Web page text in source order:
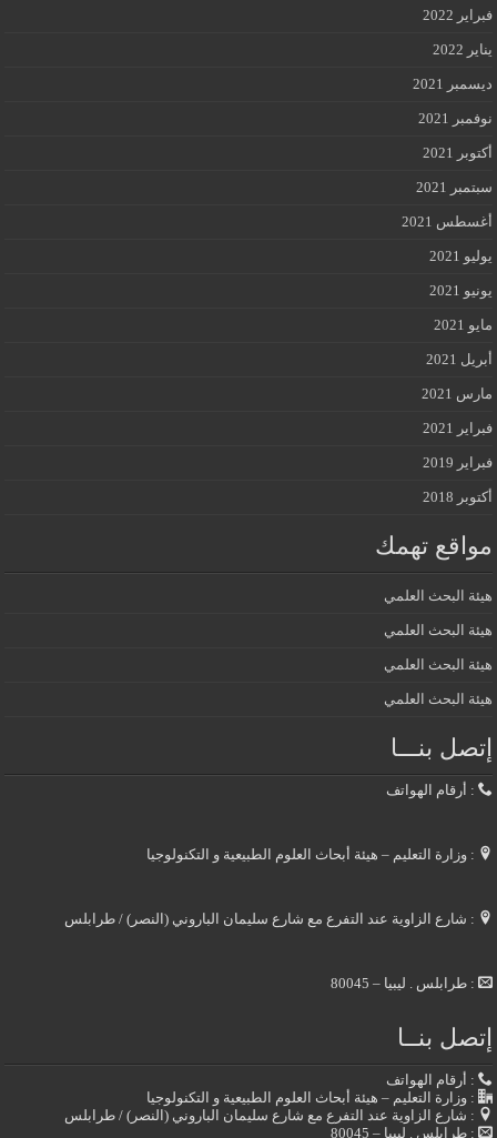
فبراير 2022
يناير 2022
ديسمبر 2021
نوفمبر 2021
أكتوبر 2021
سبتمبر 2021
أغسطس 2021
يوليو 2021
يونيو 2021
مايو 2021
أبريل 2021
مارس 2021
فبراير 2021
فبراير 2019
أكتوبر 2018
مواقع تهمك
هيئة البحث العلمي
هيئة البحث العلمي
هيئة البحث العلمي
هيئة البحث العلمي
إتصل بنـــا
: أرقام الهواتف
: وزارة التعليم – هيئة أبحاث العلوم الطبيعية و التكنولوجيا
: شارع الزاوية عند التفرع مع شارع سليمان الباروني (النصر) / طرابلس
: طرابلس . ليبيا – 80045
إتصل بنــا
: أرقام الهواتف
: وزارة التعليم – هيئة أبحاث العلوم الطبيعية و التكنولوجيا
: شارع الزاوية عند التفرع مع شارع سليمان الباروني (النصر) / طرابلس
: طرابلس . ليبيا – 80045